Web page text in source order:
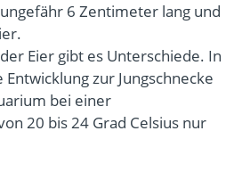
6 Zentimeter lang und
Eier gibt es Unterschiede. In
zur Jungschnecke
bei einer
20 bis 24 Grad Celsius nur